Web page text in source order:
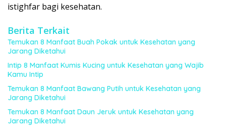
istighfar bagi kesehatan.
Berita Terkait
Temukan 8 Manfaat Buah Pokak untuk Kesehatan yang
Jarang Diketahui
Intip 8 Manfaat Kumis Kucing untuk Kesehatan yang Wajib
Kamu Intip
Temukan 8 Manfaat Bawang Putih untuk Kesehatan yang
Jarang Diketahui
Temukan 8 Manfaat Daun Jeruk untuk Kesehatan yang
Jarang Diketahui